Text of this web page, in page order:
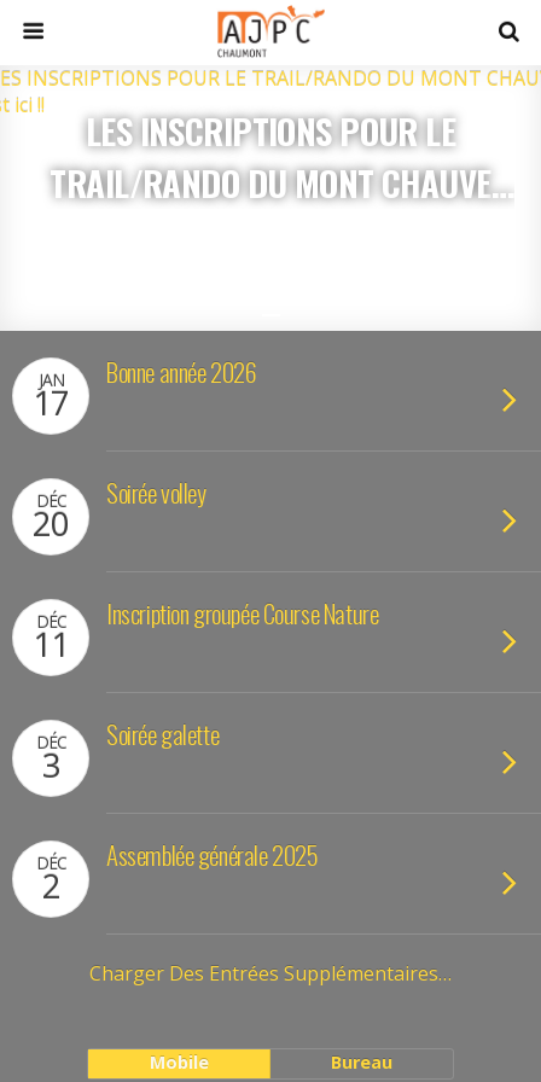
LES INSCRIPTIONS POUR LE
TRAIL/RANDO DU MONT CHAUVE
JAN
17
Bonne année 2026
DÉC
20
Soirée volley
DÉC
11
Inscription groupée Course Nature
DÉC
3
Soirée galette
DÉC
2
Assemblée générale 2025
Charger Des Entrées Supplémentaires…
Mobile Bureau